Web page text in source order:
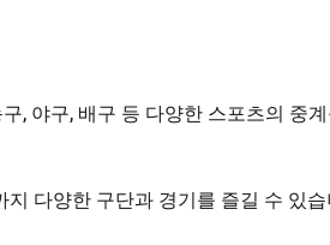
, 야구, 배구 등 다양한 스포츠의 중
다양한 구단과 경기를 즐길 수 있